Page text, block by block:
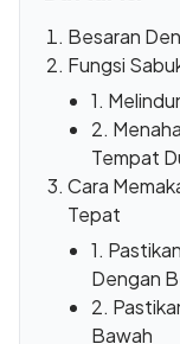
Besaran
Fungsi
1.
2.
Tempat
Cara
Tepat
1.
Dengan
2.
Bawah